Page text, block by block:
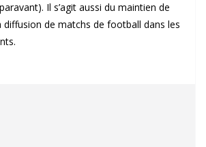
Il s’agit aussi du maintien de
diffusion de matchs de football dans les